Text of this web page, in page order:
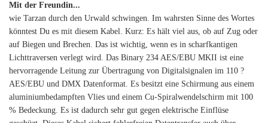
Mit der Freundin...
wie Tarzan durch den Urwald schwingen. Im wahrsten Sinne des Wortes
könntest Du es mit diesem Kabel. Kurz: Es hält viel aus, ob auf Zug oder
auf Biegen und Brechen. Das ist wichtig, wenn es in scharfkantigen
Lichttraversen verlegt wird. Das Binary 234 AES/EBU MKII ist eine
hervorragende Leitung zur Übertragung von Digitalsignalen im 110 ?
AES/EBU und DMX Datenformat. Es besitzt eine Schirmung aus einem
aluminiumbedampften Vlies und einem Cu-Spiralwendelschirm mit 100
% Bedeckung. Es ist dadurch sehr gut gegen elektrische Einflüse